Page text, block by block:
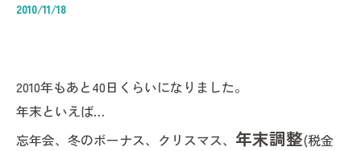
2010/11/18
2010年もあと40日くらいになりました。
年末といえば…
忘年会、冬のボーナス、クリスマス、 年末調整(税金